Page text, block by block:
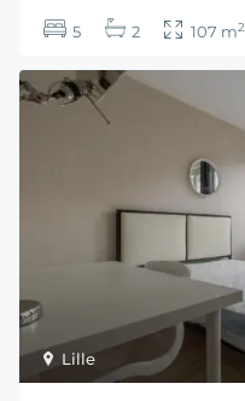
5 2 107 m2
Lille